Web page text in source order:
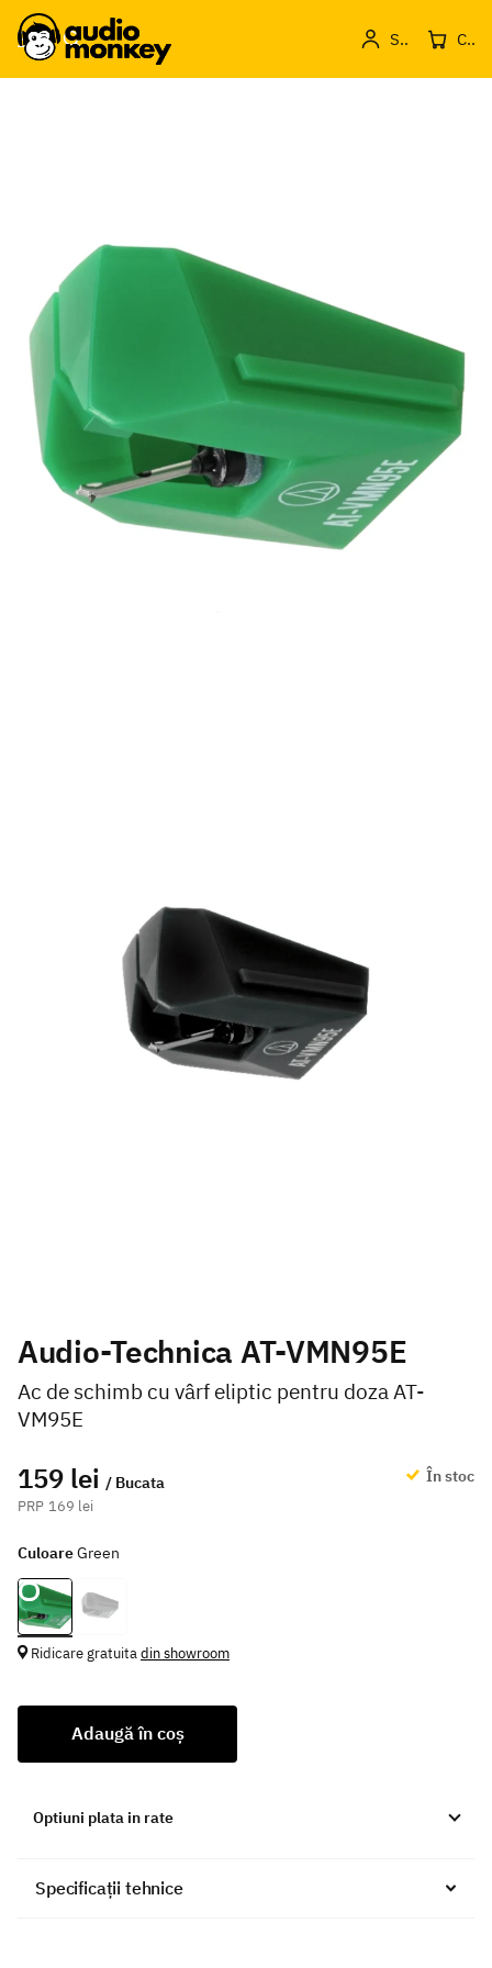
Sign in Cos de produse
Audio-Technica AT-VMN95E
Ac de schimb cu vârf eliptic pentru doza AT-
VM95E
159 lei / Bucata
169 lei
În stoc
CuloareGreen
Ridicare gratuitadin showroom
Adaugă în coș
Optiuni plata in rate
Specificații tehnice